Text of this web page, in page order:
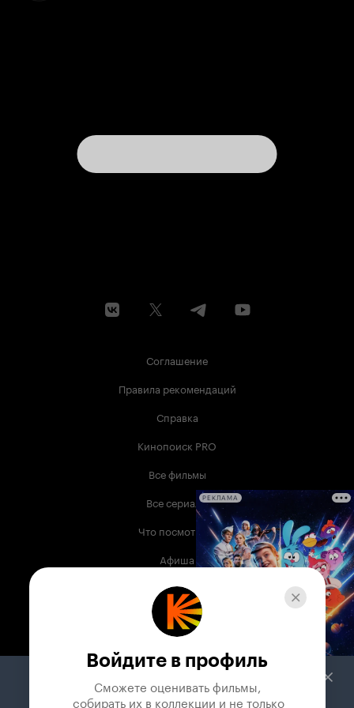
Соглашение
Правила рекомендаций
Справка
Кинопоиск PRO
Все фильмы
Все сериалы
Что посмотреть
Афиша
Музыка
Телепрограмма
Служба поддержки
РЕКЛАМА
Войдите в профиль
Сможете оценивать фильмы,
собирать их в коллекции и не только